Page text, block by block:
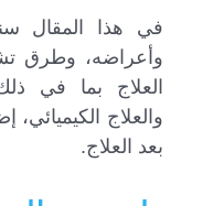
في هذا المقال
وأعراضه، وطرق
العلاج بما في
والعلاج الكيميائي،
بعد العلاج.